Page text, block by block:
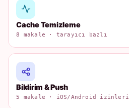
Cache Temizleme
8 makale · tarayıcı bazlı
Bildirim & Push
5 makale · iOS/Android izinleri